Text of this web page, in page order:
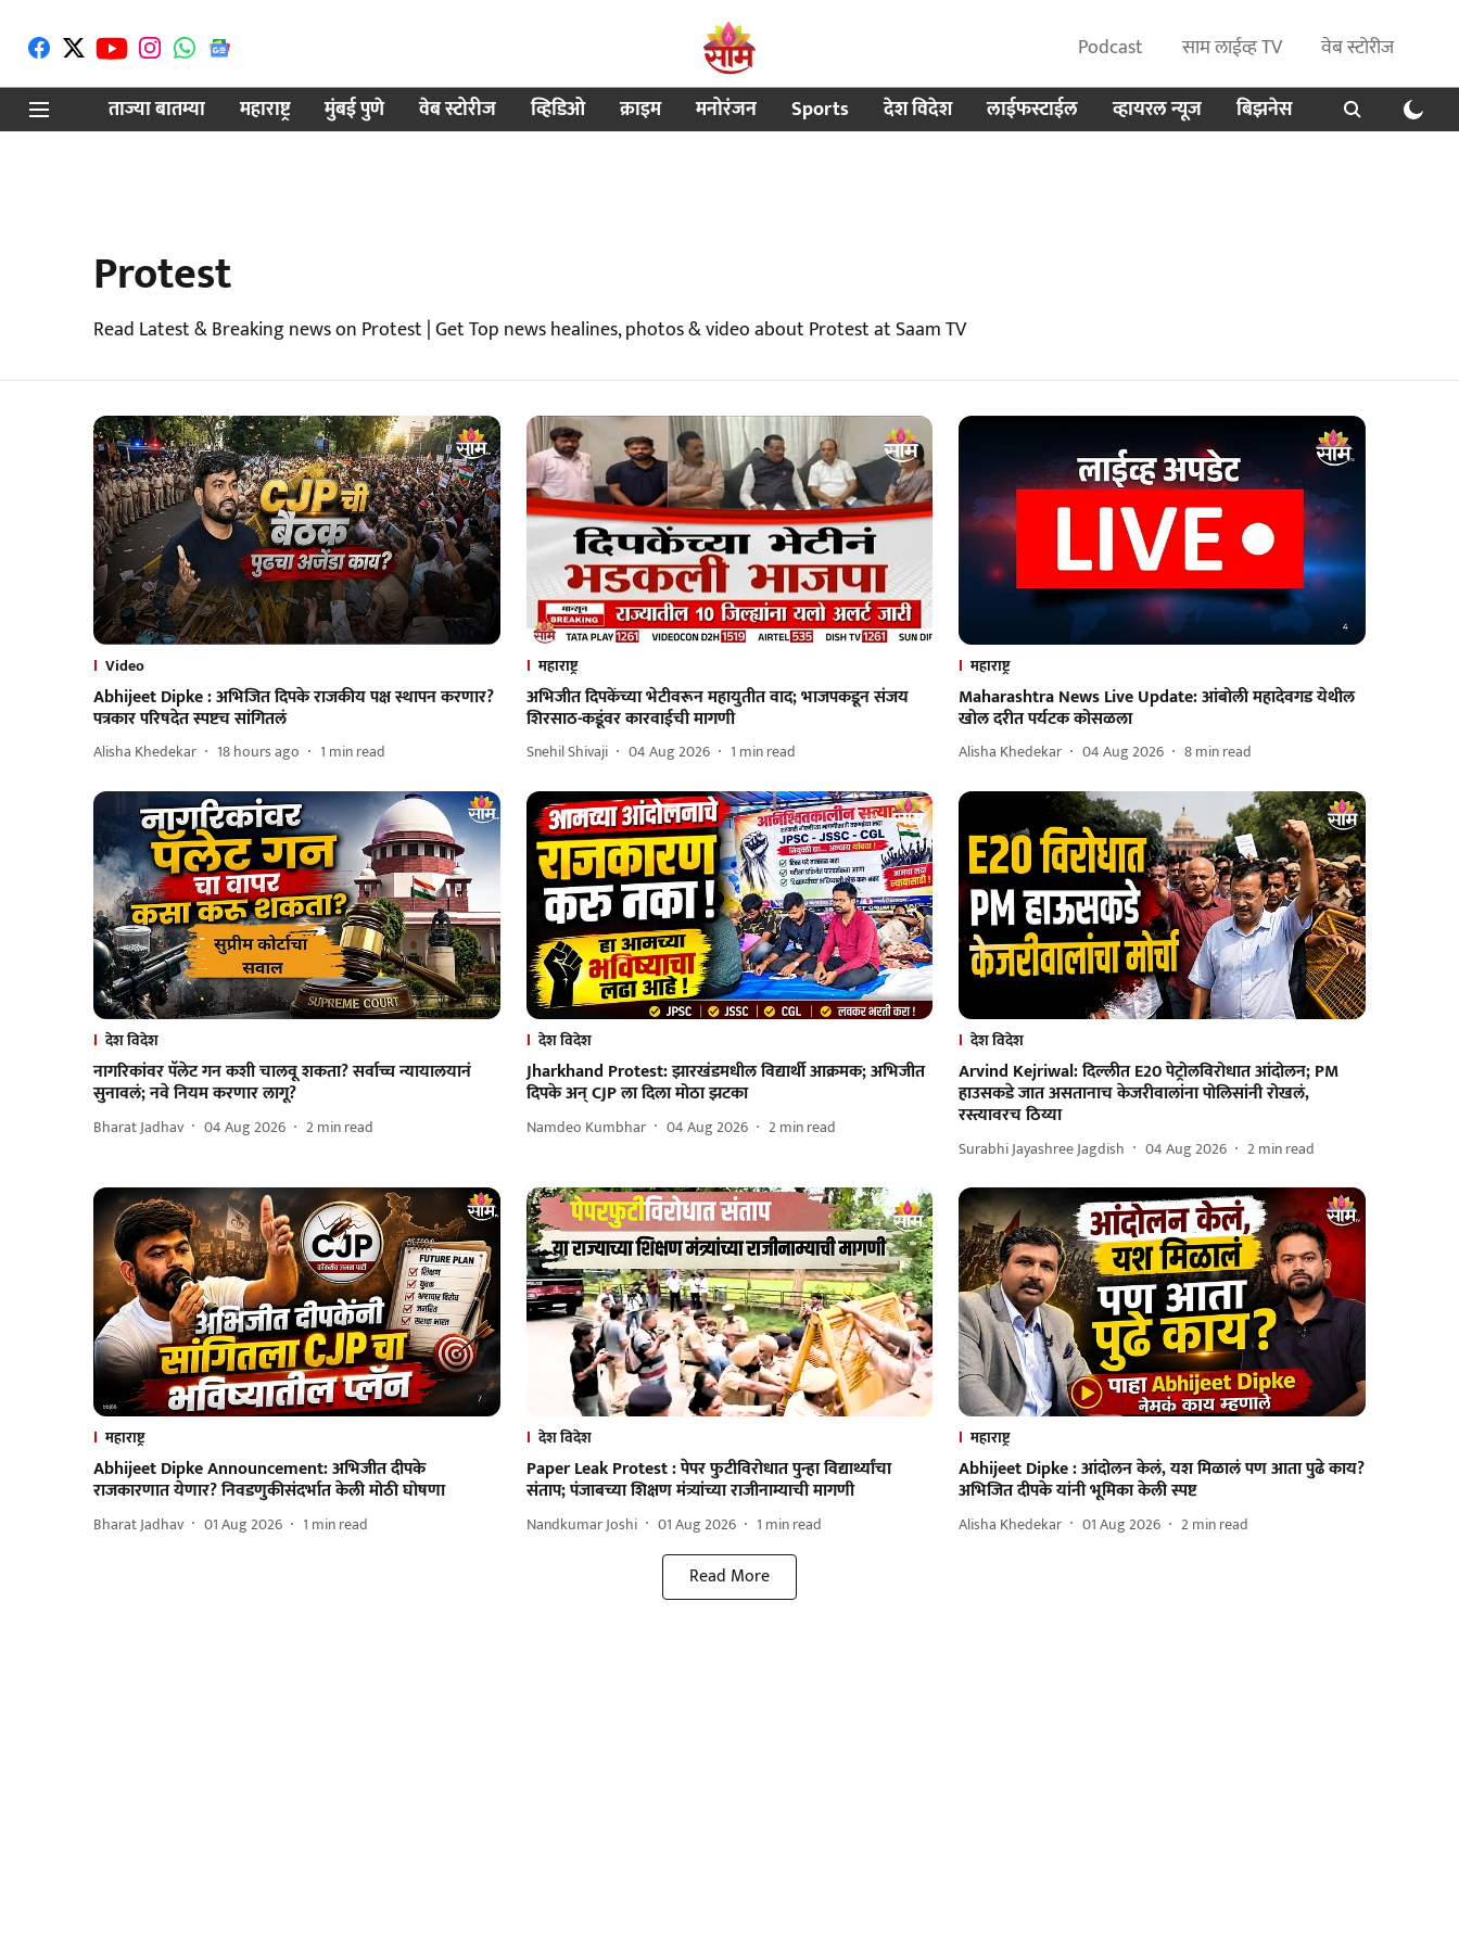
Podcast साम लाईव्ह TV
वेब स्टोरीज
ताज्या बातम्या
महाराष्ट्र मुंबई पुणे वेब स्टोरीज व्हिडिओ क्राइम मनोरंजन Sports देश विदेश लाईफस्टाईल व्हायरल न्यूज बिझनेस
Protest
Read Latest & Breaking news on Protest | Get Top news healines, photos & video about Protest at Saam TV
Video
Abhijeet Dipke : अभिजित दिपके राजकीय पक्ष स्थापन करणार?
पत्रकार परिषदेत स्पष्टच सांगितलं
Alisha Khedekar 18 hours ago 1 min read
महाराष्ट्र
अभिजीत दिपकेंच्या भेटीवरून महायुतीत वाद; भाजपकडून संजय
शिरसाठ-कडूंवर कारवाईची मागणी
Snehil Shivaji 04 Aug 2026 1 min read
महाराष्ट्र
Maharashtra News Live Update: आंबोली महादेवगड येथील
खोल दरीत पर्यटक कोसळला
Alisha Khedekar 04 Aug 2026 8min read
देश विदेश
नागरिकांवर पॅलेट गन कशी चालवू शकता? सर्वाच्च न्यायालयानं
सुनावलं; नवे नियम करणार लागू?
Bharat Jadhav 04 Aug 2026 2min read
देश विदेश
Jharkhand Protest: झारखंडमधील विद्यार्थी आक्रमक; अभिजीत
दिपके अन् CJP ला दिला मोठा झटका
Namdeo Kumbhar 04 Aug 2026 2min read
देश विदेश
Arvind Kejriwal: दिल्लीत E20 पेट्रोलविरोधात आंदोलन; PM
हाउसकडे जात असतानाच केजरीवालांना पोलिसांनी रोखलं,
रस्त्यावरच ठिय्या
Surabhi Jayashree Jagdish 04 Aug 2026 2min read
महाराष्ट्र
Abhijeet Dipke Announcement: अभिजीत दीपके
राजकारणात येणार? निवडणुकीसंदर्भात केली मोठी घोषणा
Bharat Jadhav 01 Aug 2026 1 min read
देश विदेश
Paper Leak Protest : पेपर फुटीविरोधात पुन्हा विद्यार्थ्यांचा
संताप; पंजाबच्या शिक्षण मंत्र्यांच्या राजीनाम्याची मागणी
Nandkumar Joshi 01 Aug 2026 1 min read
महाराष्ट्र
Abhijeet Dipke : आंदोलन केलं, यश मिळालं पण आता पुढे काय?
अभिजित दीपके यांनी भूमिका केली स्पष्ट
Alisha Khedekar 01 Aug 2026 2min read
Read More